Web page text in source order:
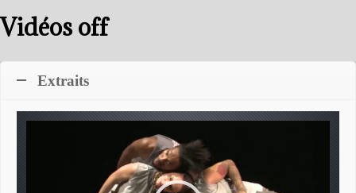
Vidéos off
Extraits